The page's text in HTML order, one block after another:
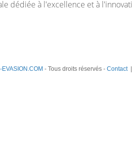
dédiée à l'excellence et à
- Tous droits réservés - Contact|